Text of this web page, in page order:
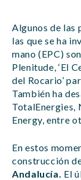
Algunos de las
las que se ha
mano (EPC)
Plenitude, ‘El
del Rocario’
También ha
TotalEnergies,
Energy, entre
En estos
construcción
Andalucía. El